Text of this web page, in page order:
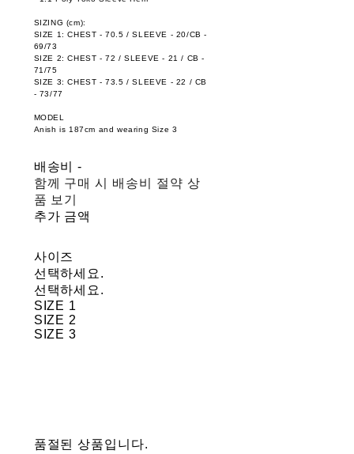
SIZING (cm):
SIZE 1: CHEST - 70.5 / SLEEVE - 20/CB -
69/73
SIZE 2: CHEST - 72 / SLEEVE - 21 / CB -
71/75
SIZE 3: CHEST - 73.5 / SLEEVE - 22 / CB
- 73/77
MODEL
Anish is 187cm and wearing Size 3
배송비-
함께 구매 시 배송비 절약 상
품 보기
추가 금액
사이즈
선택하세요.
선택하세요.
SIZE 1
SIZE 2
SIZE 3
품절된 상품입니다.